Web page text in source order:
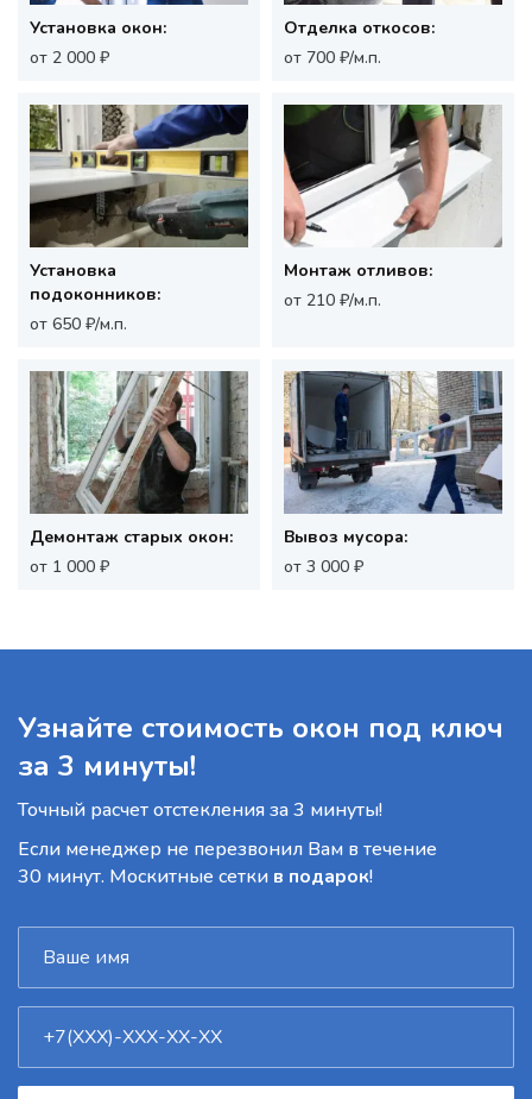
Установка окон:
от 2 000 ₽
Отделка откосов:
от 700 ₽/м.п.
Установка
подоконников:
от 650 ₽/м.п.
Монтаж отливов:
от 210 ₽/м.п.
Демонтаж старых окон:
от 1 000 ₽
Вывоз мусора:
от 3 000 ₽
Узнайте стоимость окон под ключ
за 3 минуты!
Точный расчет отстекления за 3 минуты!
Если менеджер не перезвонил Вам в течение
30 минут. Москитные сетки в подарок!